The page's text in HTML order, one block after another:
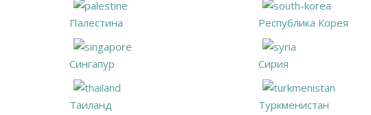
Палестина Республика Корея
Сингапур Сирия
Таиланд Туркменистан